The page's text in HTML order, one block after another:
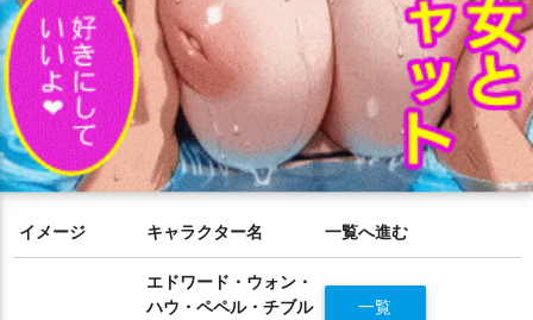
イメージ キャラクター名 一覧へ進む
エドワード・ウォン・
ハウ・ペペル・チブル
一覧